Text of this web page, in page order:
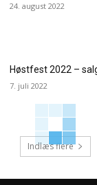
24. august 2022
Høstfest 2022 –
7. juli 2022
Indlæs flere